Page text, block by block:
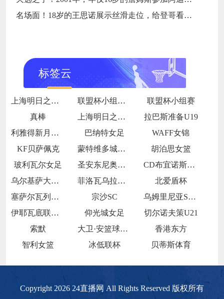
名场面！18岁的王思诺展示丝滑走位，给登哥看得一愣一愣的
标签云
上海明日之星冠军杯小组赛B组 联盟杯小组赛第1轮
联盟杯小组赛
真棒
上海明日之星冠军杯小组赛A组
拉巴斯准备U19
利雅得新月女足
巴纳特女足
WAFF女锦
KF贝萨佩克
蒙特维多城图尔克后备
胡泊思女篮
玻利瓦尔女足
圣安东尼奥布鲁布鲁女足
CD布宜诺斯艾利斯FC
乌尔基萨大学女足
菲洛瓦乌拉斯FC
北爱盾杯
塞萨尔瓦列霍后备队
宗沙SC
乌姆里尼亚SCC
伊耶瓦底联女足
仰光城女足
切尔诺夫策U21
索默
大卫·安篮球学院
香港东方
智利女篮
冰低联杯 贝蒂斯体育
Copyright 2026 24直播网 All Rights Reserved 版权所有